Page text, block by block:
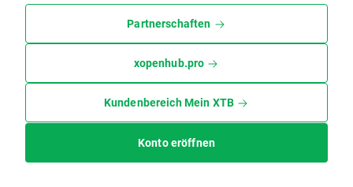
Partnerschaften
xopenhub.pro
Kundenbereich Mein XTB
Konto eröffnen